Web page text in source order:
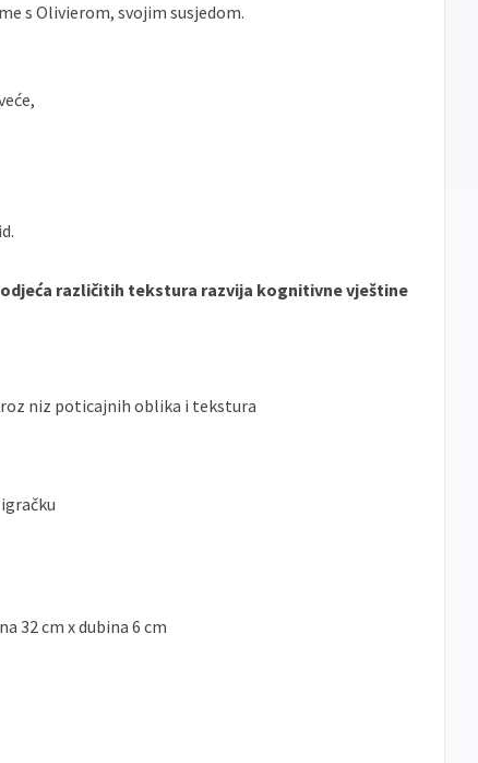
s Olivierom, svojim susjedom.
različitih tekstura razvija kognitivne vještine
niz poticajnih oblika i tekstura
32 cm x dubina 6 cm